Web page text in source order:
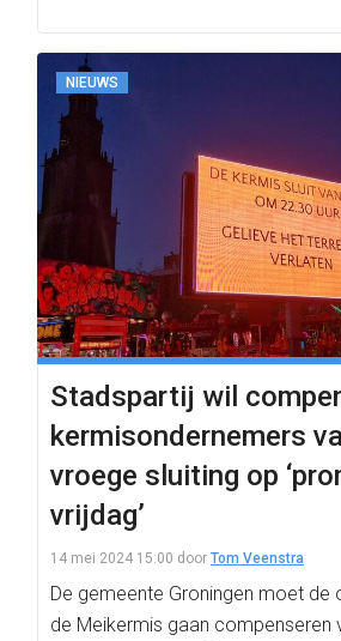
NIEUWS
Stadspartij wil
kermisondernemers
vroege sluiting op
vrijdag’
14 mei 2024 15:00 door Tom Veenstra
De gemeente Groningen moet de
de Meikermis gaan compenseren